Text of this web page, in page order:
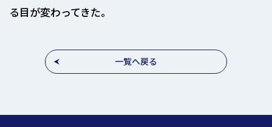
る目が変わってきた。
一覧へ戻る